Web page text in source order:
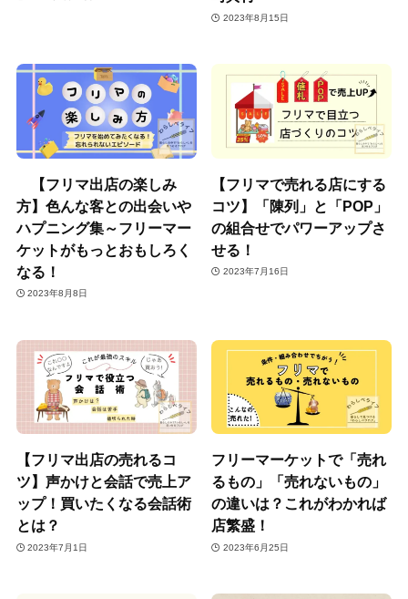
2023年8月15日
【フリマ出店の楽しみ
方】色んな客との出会いや
ハプニング集～フリーマー
ケットがもっとおもしろく
なる！
2023年8月8日
【フリマで売れる店にする
コツ】「陳列」と「POP」
の組合せでパワーアップさ
せる！
2023年7月16日
【フリマ出店の売れるコ
ツ】声かけと会話で売上ア
ップ！買いたくなる会話術
とは？
2023年7月1日
フリーマーケットで「売れ
るもの」「売れないもの」
の違いは？これがわかれば
店繁盛！
2023年6月25日